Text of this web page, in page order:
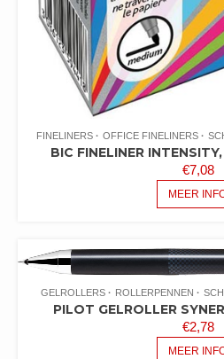
FINELINERS OFFICE FINELINERS
BIC FINELINER
€7,08
MEER
GELROLLERS ROLLERPENNEN
PILOT GELROLLER
€2,78
MEER